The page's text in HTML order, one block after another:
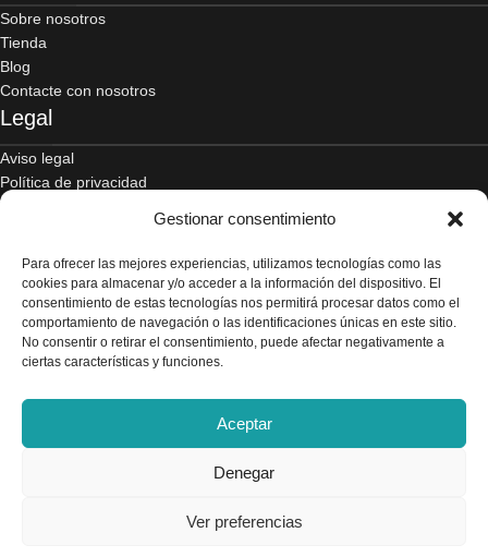
Gestionar consentimiento
Para ofrecer las mejores experiencias, utilizamos tecnologías como las
cookies para almacenar y/o acceder a la información del dispositivo. El
consentimiento de estas tecnologías nos permitirá procesar datos como el
comportamiento de navegación o las identificaciones únicas en este sitio.
No consentir o retirar el consentimiento, puede afectar negativamente a
ciertas características y funciones.
Aceptar
Denegar
Ver preferencias
Sobre nosotros
Tienda
Blog
Contacte con nosotros
Legal
Aviso legal
Política de privacidad
Términos y condiciones
Accesibilidad
Política de cookies
Contacto
C/ Alcalde Amancio Muñoz, 52, 30203, Cartagena
968 521 048 / 617 498 222